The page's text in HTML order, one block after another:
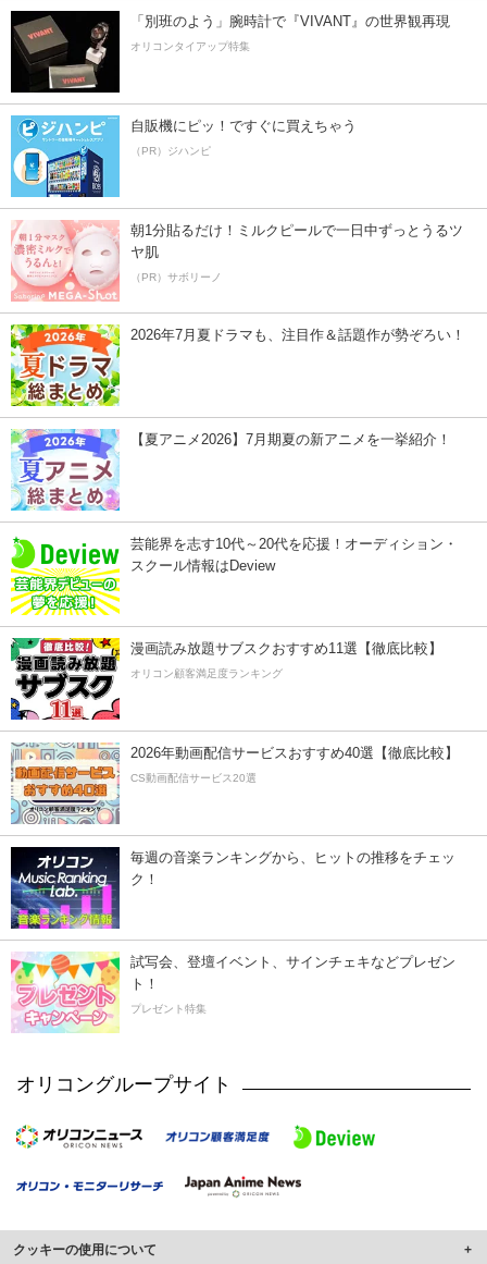
「別班のよう」腕時計で『VIVANT』の世界観再現
オリコンタイアップ特集
自販機にピッ！ですぐに買えちゃう
（PR）ジハンピ
朝1分貼るだけ！ミルクピールで一日中ずっとうるツ
ヤ肌
（PR）サボリーノ
2026年7月夏ドラマも、注目作＆話題作が勢ぞろい！
【夏アニメ2026】7月期夏の新アニメを一挙紹介！
芸能界を志す10代～20代を応援！オーディション・
スクール情報はDeview
漫画読み放題サブスクおすすめ11選【徹底比較】
オリコン顧客満足度ランキング
2026年動画配信サービスおすすめ40選【徹底比較】
CS動画配信サービス20選
毎週の音楽ランキングから、ヒットの推移をチェッ
ク！
試写会、登壇イベント、サインチェキなどプレゼン
ト！
プレゼント特集
オリコングループサイト
クッキーの使用について